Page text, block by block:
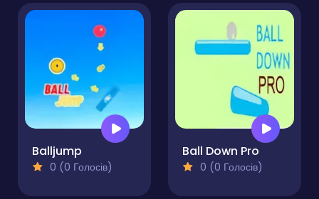
Balljump
0 (0 Голосів)
Ball Down Pro
0 (0 Голосів)